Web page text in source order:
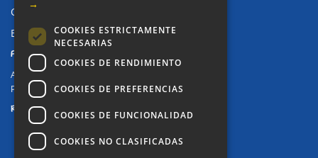
Canal de denuncias
Buzón denuncia drogas CM
PRIVACIDAD
Aviso legal / Política de privacidad
Política de Cookies
REDES SOCIALES
→
COOKIES ESTRICTAMENTE
NECESARIAS
COOKIES DE RENDIMIENTO
COOKIES DE PREFERENCIAS
COOKIES DE FUNCIONALIDAD
COOKIES NO CLASIFICADAS